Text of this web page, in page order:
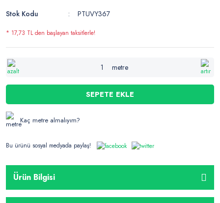
Stok Kodu
PTUVY367
* 17,73 TL den başlayan taksitlerle!
metre
SEPETE EKLE
Kaç metre almalıyım?
Bu ürünü sosyal medyada paylaş!
Ürün Bilgisi